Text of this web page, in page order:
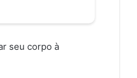
seu corpo à